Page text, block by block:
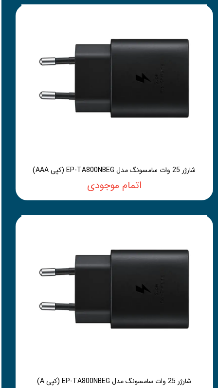
شارژر 25 وات سامسونگ مدل EP-TA800NBEG (کپی AAA)
اتمام موجودی
شارژر 25 وات سامسونگ مدل EP-TA800NBEG (کپی A)